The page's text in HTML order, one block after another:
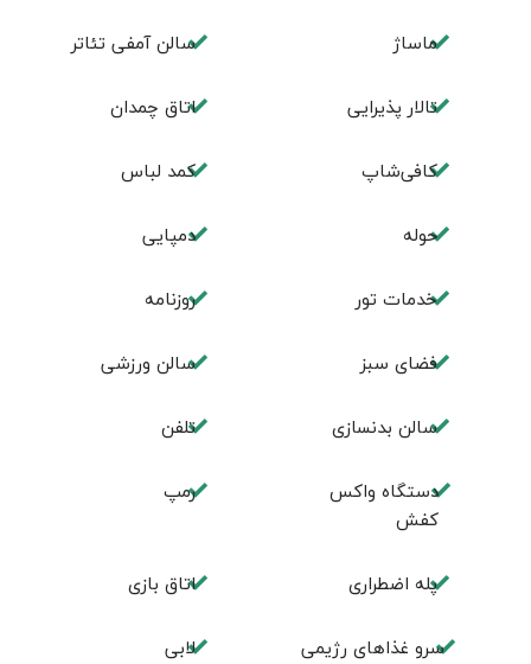
ماساژ سالن آمفی تئاتر
تالار پذیرایی اتاق چمدان
کافی‌شاپ کمد لباس
حوله دمپایی
خدمات تور روزنامه
فضای سبز سالن ورزشی
سالن بدنسازی تلفن
دستگاه واکس
کفش
رمپ
پله اضطراری اتاق بازی
سرو غذاهای رژیمی
لابی